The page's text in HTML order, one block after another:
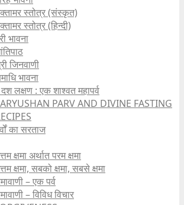
स्तोत्र (संस्कृत)
स्तोत्र (हिन्दी)
भावना
जिनवाणी
भावना
लक्षण : एक शाश्वत महापर्व
PARV AND DIVINE FASTING
का सरताज
क्षमा अर्थात परम क्षमा
क्षमा, सबको क्षमा, सबसे क्षमा
– एक पर्व
– विविध विचार